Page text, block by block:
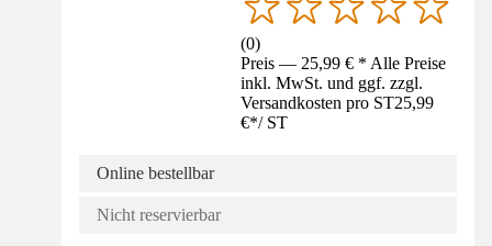
(0)
Preis — 25,99 € * Alle Preise
inkl. MwSt. und ggf. zzgl.
Versandkosten pro ST25,99
€*/ ST
Online bestellbar
Nicht reservierbar